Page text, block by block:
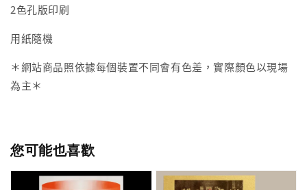
2色孔版印刷
用紙隨機
＊網站商品照依據每個裝置不同會有色差，實際顏色以現場
為主＊
您可能也喜歡